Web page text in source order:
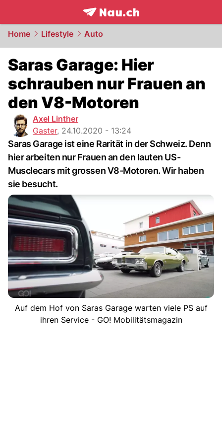
frontpage.NAU.ch
Home Lifestyle Auto
Saras Garage: Hier
schrauben nur Frauen an
den V8-Motoren
Axel Linther
Gaster, 24.10.2020 - 13:24
Saras Garage ist eine Rarität in der Schweiz. Denn
hier arbeiten nur Frauen an den lauten US-
Musclecars mit grossen V8-Motoren. Wir haben
sie besucht.
Auf dem Hof von Saras Garage warten viele PS auf
ihren Service - GO! Mobilitätsmagazin